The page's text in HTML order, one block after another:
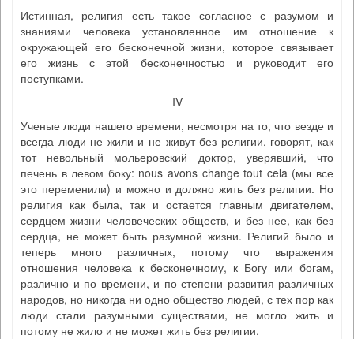
Истинная, религия есть такое согласное с разумом и
знаниями человека установленное им отношение к
окружающей его бесконечной жизни, которое связывает
его жизнь с этой бесконечностью и руководит его
поступками.
IV
Ученые люди нашего времени, несмотря на то, что везде и
всегда люди не жили и не живут без религии, говорят, как
тот невольный мольеровский доктор, уверявший, что
печень в левом боку: nous avons change tout cela (мы все
это переменили) и можно и должно жить без религии. Но
религия как была, так и остается главным двигателем,
сердцем жизни человеческих обществ, и без нее, как без
сердца, не может быть разумной жизни. Религий было и
теперь много различных, потому что выражения
отношения человека к бесконечному, к Богу или богам,
различно и по времени, и по степени развития различных
народов, но никогда ни одно общество людей, с тех пор как
люди стали разумными существами, не могло жить и
потому не жило и не может жить без религии.